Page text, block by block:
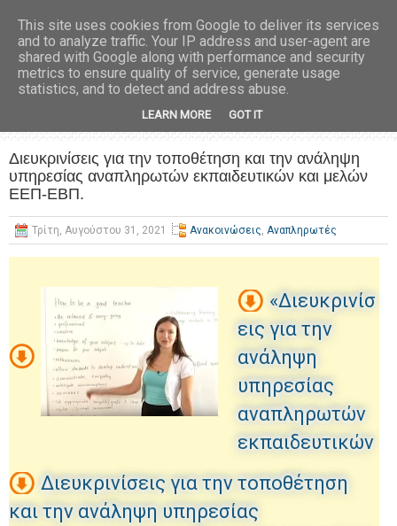
Διευκρινίσεις για την τοποθέτηση και την ανάληψη
υπηρεσίας αναπληρωτών εκπαιδευτικών και μελών
ΕΕΠ-ΕΒΠ.
Τρίτη, Αυγούστου 31, 2021 Ανακοινώσεις, Αναπληρωτές
«Διευκρινίσ
εις για την
ανάληψη
υπηρεσίας
αναπληρωτών
εκπαιδευτικών
Διευκρινίσεις για την τοποθέτηση
και την ανάληψη υπηρεσίας
This site uses cookies from Google to deliver its services
and to analyze traffic. Your IP address and user-agent are
shared with Google along with performance and security
metrics to ensure quality of service, generate usage
statistics, and to detect and address abuse.
LEARN MORE GOT IT